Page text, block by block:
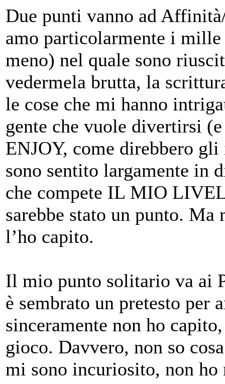
Due punti vanno ad
amo particolarmente i
meno) nel quale sono
vedermela brutta, la
le cose che mi hanno
gente che vuole divertirsi
ENJOY, come direbbero
sono sentito largamente
che compete IL MIO
sarebbe stato un punto. Ma
l’ho capito.
Il mio punto solitario va ai
è sembrato un pretesto per
sinceramente non ho
gioco. Davvero, non so
mi sono incuriosito, non ho